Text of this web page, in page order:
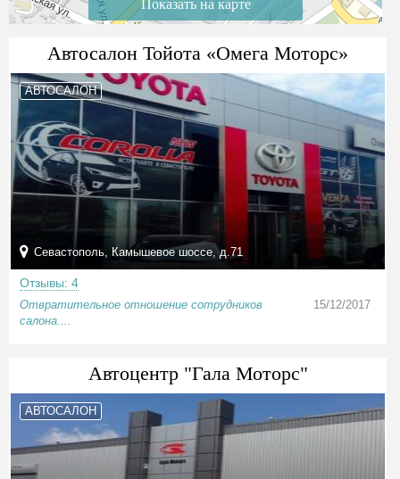
Показать на карте
Автосалон Тойота «Омега Моторс»
АВТОСАЛОН
Севастополь, Камышевое шоссе, д.71
Отзывы: 4
Отвратительное отношение сотрудников
салона....
15/12/2017
Автоцентр "Гала Моторс"
АВТОСАЛОН